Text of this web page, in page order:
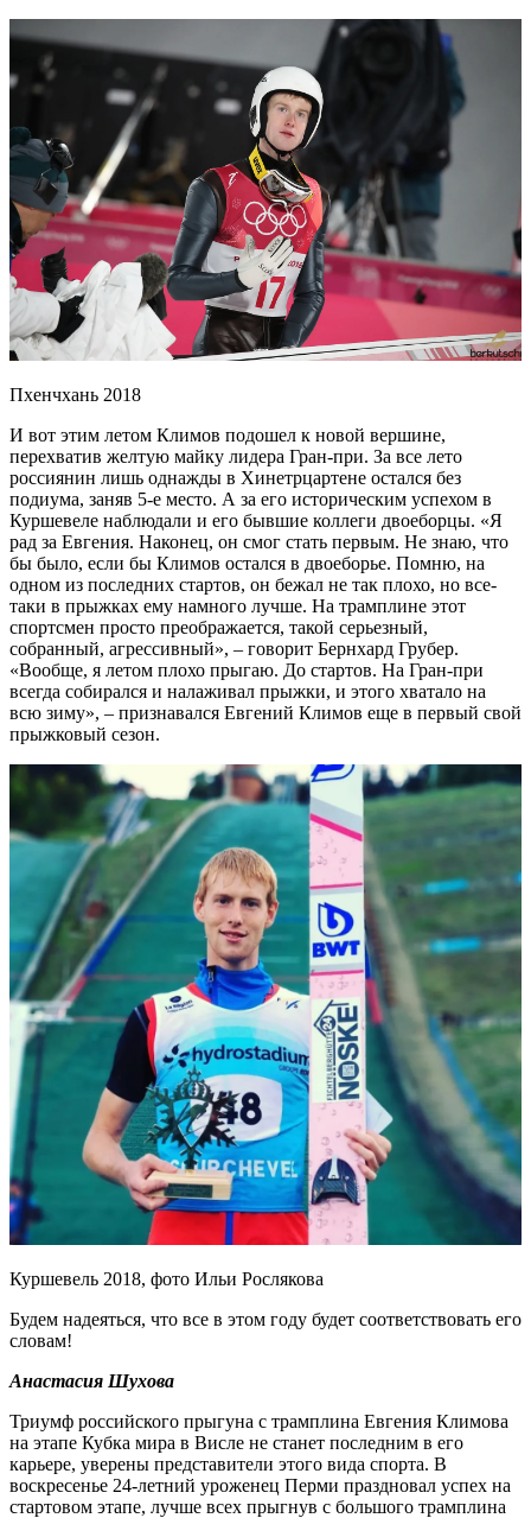
Пхенчхань 2018
И вот этим летом Климов подошел к новой вершине,
перехватив желтую майку лидера Гран-при. За все лето
россиянин лишь однажды в Хинетрцартене остался без
подиума, заняв 5-е место. А за его историческим успехом в
Куршевеле наблюдали и его бывшие коллеги двоеборцы. «Я
рад за Евгения. Наконец, он смог стать первым. Не знаю, что
бы было, если бы Климов остался в двоеборье. Помню, на
одном из последних стартов, он бежал не так плохо, но все-
таки в прыжках ему намного лучше. На трамплине этот
спортсмен просто преображается, такой серьезный,
собранный, агрессивный», – говорит Бернхард Грубер.
«Вообще, я летом плохо прыгаю. До стартов. На Гран-при
всегда собирался и налаживал прыжки, и этого хватало на
всю зиму», – признавался Евгений Климов еще в первый свой
прыжковый сезон.
Куршевель 2018, фото Ильи Рослякова
Будем надеяться, что все в этом году будет соответствовать его
словам!
Анастасия Шухова
Триумф российского прыгуна с трамплина Евгения Климова
на этапе Кубка мира в Висле не станет последним в его
карьере, уверены представители этого вида спорта. В
воскресенье 24-летний уроженец Перми праздновал успех на
стартовом этапе, лучше всех прыгнув с большого трамплина